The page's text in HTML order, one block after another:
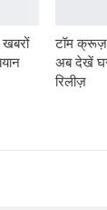
टॉम
अब देखें घर
रिलीज़